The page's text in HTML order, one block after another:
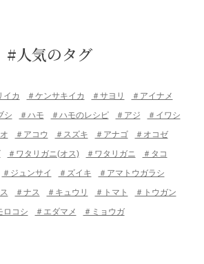
#人気のタグ
イカ ＃ケンサキイカ ＃サヨリ
＃アイナメ
シ ＃ハモ ＃ハモのレシピ ＃アジ
＃イワシ
＃アコウ ＃スズキ ＃アナゴ
＃オコゼ
＃ワタリガニ(オス) ＃ワタリガニ
＃タコ
＃ジュンサイ ＃ズイキ
＃アマトウガラシ
＃ナス ＃キュウリ ＃トマト
＃トウガン
ロコシ
＃エダマメ ＃ミョウガ